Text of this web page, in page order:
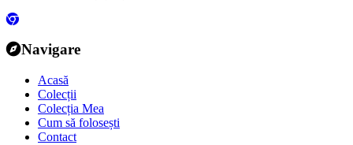
Navigare
Acasă
Colecții
Colecția Mea
Cum să folosești
Contact